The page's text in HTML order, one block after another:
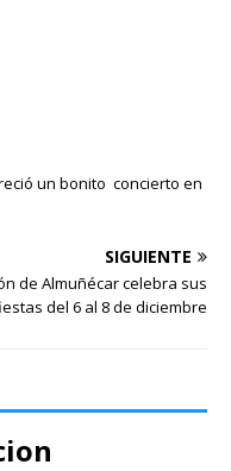
un bonito concierto en
SIGUIENTE
de Almuñécar celebra sus
del 6 al 8 de diciembre